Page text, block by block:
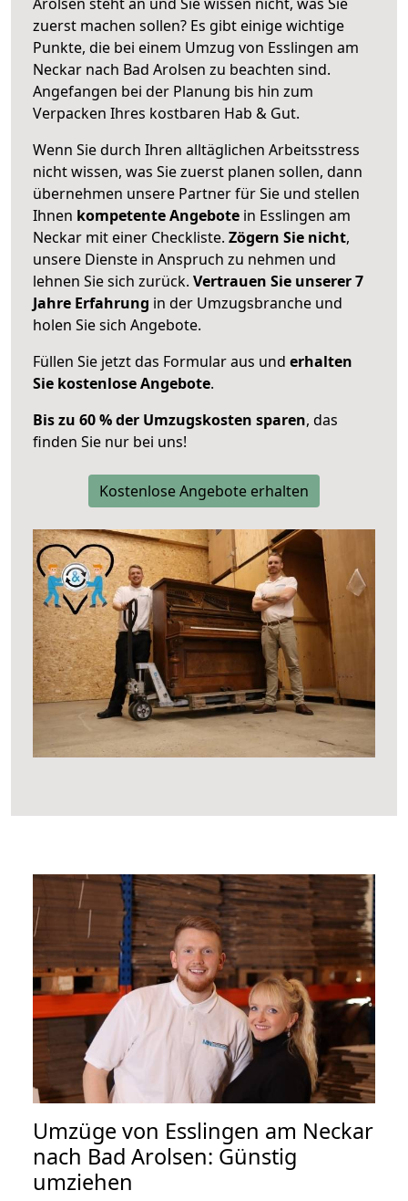
zuerst machen sollen? Es gibt einige wichtige
Punkte, die bei einem Umzug von Esslingen am
Neckar nach Bad Arolsen zu beachten sind.
Angefangen bei der Planung bis hin zum
Verpacken Ihres kostbaren Hab & Gut.
Wenn Sie durch Ihren alltäglichen Arbeitsstress
nicht wissen, was Sie zuerst planen sollen, dann
übernehmen unsere Partner für Sie und stellen
Ihnen kompetente Angebote in Esslingen am
Neckar mit einer Checkliste. Zögern Sie nicht,
unsere Dienste in Anspruch zu nehmen und
lehnen Sie sich zurück. Vertrauen Sie unserer 7
Jahre Erfahrung in der Umzugsbranche und
holen Sie sich Angebote.
Füllen Sie jetzt das Formular aus und erhalten
Sie kostenlose Angebote.
Bis zu 60 % der Umzugskosten sparen, das
finden Sie nur bei uns!
Kostenlose Angebote erhalten
Umzüge von Esslingen am Neckar
nach Bad Arolsen: Günstig
umziehen